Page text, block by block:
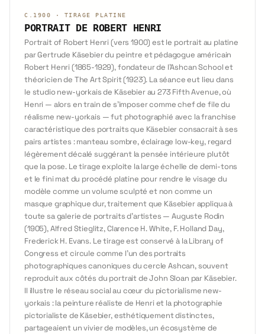
C.1900 · TIRAGE PLATINE
PORTRAIT DE ROBERT HENRI
Portrait of Robert Henri (vers 1900) est le portrait au platine
par Gertrude Käsebier du peintre et pédagogue américain
Robert Henri (1865-1929), fondateur de l'Ashcan School et
théoricien de The Art Spirit (1923). La séance eut lieu dans
le studio new-yorkais de Käsebier au 273 Fifth Avenue, où
Henri — alors en train de s'imposer comme chef de file du
réalisme new-yorkais — fut photographié avec la franchise
caractéristique des portraits que Käsebier consacrait à ses
pairs artistes : manteau sombre, éclairage low-key, regard
légèrement décalé suggérant la pensée intérieure plutôt
que la pose. Le tirage exploite la large échelle de demi-tons
et le fini mat du procédé platine pour rendre le visage du
modèle comme un volume sculpté et non comme un
masque graphique dur, traitement que Käsebier appliqua à
toute sa galerie de portraits d'artistes — Auguste Rodin
(1905), Alfred Stieglitz, Clarence H. White, F. Holland Day,
Frederick H. Evans. Le tirage est conservé à la Library of
Congress et circule comme l'un des portraits
photographiques canoniques du cercle Ashcan, souvent
reproduit aux côtés du portrait de John Sloan par Käsebier.
Il illustre le réseau social au cœur du pictorialisme new-
yorkais : la peinture réaliste de Henri et la photographie
pictorialiste de Käsebier, esthétiquement distinctes,
partageaient un vivier de modèles, un écosystème de